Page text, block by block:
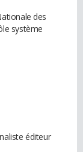
des
système
éditeur